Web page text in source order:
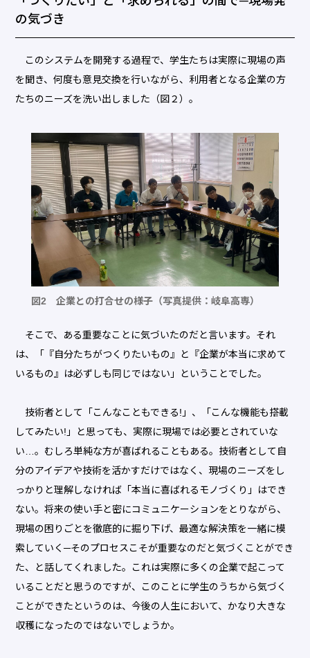
の気づき
このシステムを開発する過程で、学生たちは実際に現場の声
を聞き、何度も意見交換を行いながら、利用者となる企業の方
たちのニーズを洗い出しました（図２）。
図2 企業との打合せの様子（写真提供：岐阜高専）
そこで、ある重要なことに気づいたのだと言います。それ
は、「『自分たちがつくりたいもの』と『企業が本当に求めて
いるもの』は必ずしも同じではない」ということでした。
技術者として「こんなこともできる!」、「こんな機能も搭載
してみたい!」と思っても、実際に現場では必要とされていな
い…。むしろ単純な方が喜ばれることもある。技術者として自
分のアイデアや技術を活かすだけではなく、現場のニーズをし
っかりと理解しなければ「本当に喜ばれるモノづくり」はでき
ない。将来の使い手と密にコミュニケーションをとりながら、
現場の困りごとを徹底的に掘り下げ、最適な解決策を一緒に模
索していく─そのプロセスこそが重要なのだと気づくことができ
た、と話してくれました。これは実際に多くの企業で起こって
いることだと思うのですが、このことに学生のうちから気づく
ことができたというのは、今後の人生において、かなり大きな
収穫になったのではないでしょうか。